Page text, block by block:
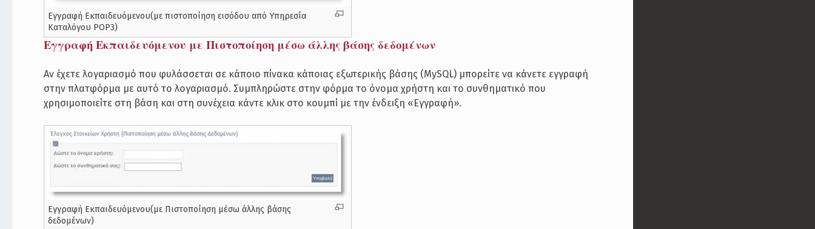
Εγγραφή Εκπαιδευόμενου(με πιστοποίηση εισόδου από Υπηρεσία
Καταλόγου POP3)
Εγγραφή Εκπαιδευόμενου με Πιστοποίηση μέσω άλλης βάσης δεδομένων
Αν έχετε λογαριασμό που φυλάσσεται σε κάποιο πίνακα κάποιας εξωτερικής βάσης (MySQL) μπορείτε να κάνετε εγγραφή
στην πλατφόρμα με αυτό το λογαριασμό. Συμπληρώστε στην φόρμα το όνομα χρήστη και το συνθηματικό που
χρησιμοποιείτε στη βάση και στη συνέχεια κάντε κλικ στο κουμπί με την ένδειξη «Εγγραφή».
Εγγραφή Εκπαιδευόμενου(με Πιστοποίηση μέσω άλλης βάσης
δεδομένων)